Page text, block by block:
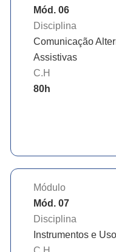
Mód. 06
Disciplina
Comunicação
Assistivas
C.H
80h
Módulo
Mód. 07
Disciplina
Instrumentos e